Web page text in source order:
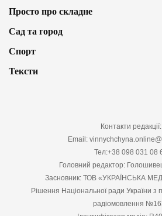
Просто про складне
Сад та город
Спорт
Тексти
Контакти редакції:
Email:
Тел:+38 098 031 08
Головний редактор:
Засновник: ТОВ «УКРАЇНСЬКА
Рішення Національної ради України з
радіомовлення